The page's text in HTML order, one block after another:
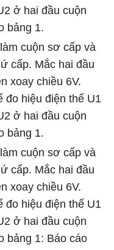
ở hai đầu cuộn
bảng 1.
cuộn sơ cấp và
cấp. Mắc hai đầu
xoay chiều 6V.
đo hiệu điện thế U1
ở hai đầu cuộn
bảng 1.
cuộn sơ cấp và
cấp. Mắc hai đầu
xoay chiều 6V.
đo hiệu điện thế U1
ở hai đầu cuộn
bảng 1: Báo cáo